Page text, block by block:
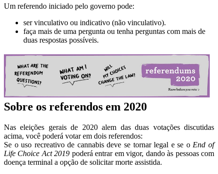
Um referendo iniciado pelo governo pode:
ser vinculativo ou indicativo (não vinculativo).
faça mais de uma pergunta ou tenha perguntas com mais de
duas respostas possíveis.
Sobre os referendos em 2020
Nas eleições gerais de 2020 alem das duas votações discutidas
acima, você poderá votar em dois referendos:
Se o uso recreativo de cannabis deve se tornar legal e se o End of
Life Choice Act 2019 poderá entrar em vigor, dando às pessoas com
doença terminal a opção de solicitar morte assistida.